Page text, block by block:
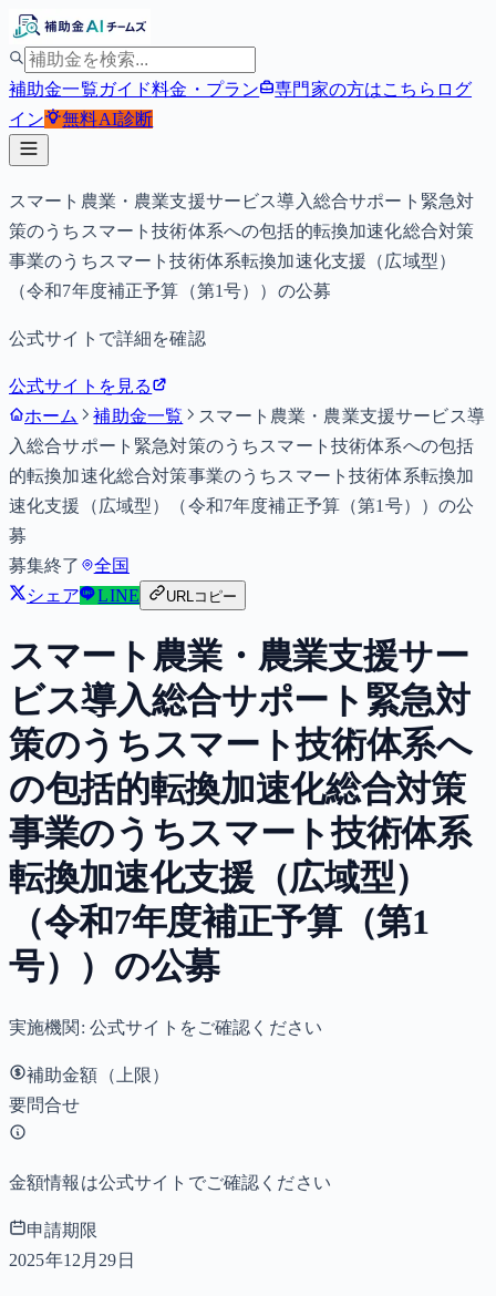
補助金一覧ガイド料金・プラン 専門家の方はこちら ログ
イン
無料AI診断
スマート農業・農業支援サービス導入総合サポート緊急対
策のうちスマート技術体系への包括的転換加速化総合対策
事業のうちスマート技術体系転換加速化支援（広域型）
（令和7年度補正予算（第1号））の公募
公式サイトで詳細を確認
公式サイトを見る
ホーム
補助金一覧
スマート農業・農業支援サービス導
入総合サポート緊急対策のうちスマート技術体系への包括
的転換加速化総合対策事業のうちスマート技術体系転換加
速化支援（広域型）（令和7年度補正予算（第1号））の公
募
募集終了
全国
シェア
LINE URLコピー
スマート農業・農業支援サー
ビス導入総合サポート緊急対
策のうちスマート技術体系へ
の包括的転換加速化総合対策
事業のうちスマート技術体系
転換加速化支援（広域型）
（令和7年度補正予算（第1
号））の公募
実施機関: 公式サイトをご確認ください
補助金額（上限）
要問合せ
金額情報は公式サイトでご確認ください
申請期限
2025年12月29日